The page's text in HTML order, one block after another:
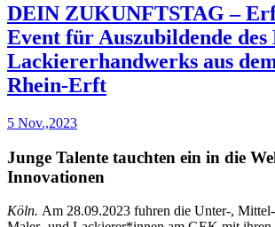
DEIN ZUKUNFTSTAG –
Event für Auszubildende
Lackiererhandwerks aus
Rhein-Erft
5 Nov.,2023
Junge Talente tauchten ein in die
Innovationen
Köln. Am 28.09.2023 fuhren die Unter-,